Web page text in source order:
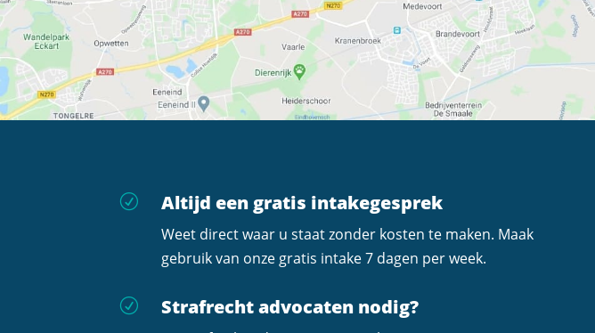
R Altijd een gratis intakegesprek
Weet direct waar u staat zonder kosten te maken. Maak
gebruik van onze gratis intake 7 dagen per week.
R Strafrecht advocaten nodig?